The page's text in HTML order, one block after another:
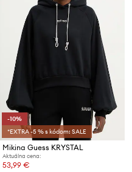
-10%
*EXTRA -5 % s kódom: SALE
Mikina Guess KRYSTAL
Aktuálna cena:
53,99 €